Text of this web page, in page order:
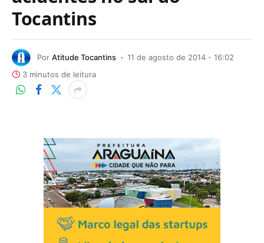
Tocantins
Por Atitude Tocantins
11 de agosto de 2014 - 16:02
3 minutos de leitura